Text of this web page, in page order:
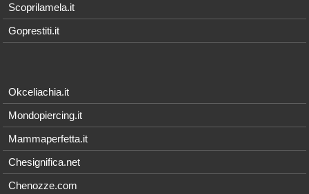
Scoprilamela.it
Goprestiti.it
Okceliachia.it
Mondopiercing.it
Mammaperfetta.it
Chesignifica.net
Chenozze.com